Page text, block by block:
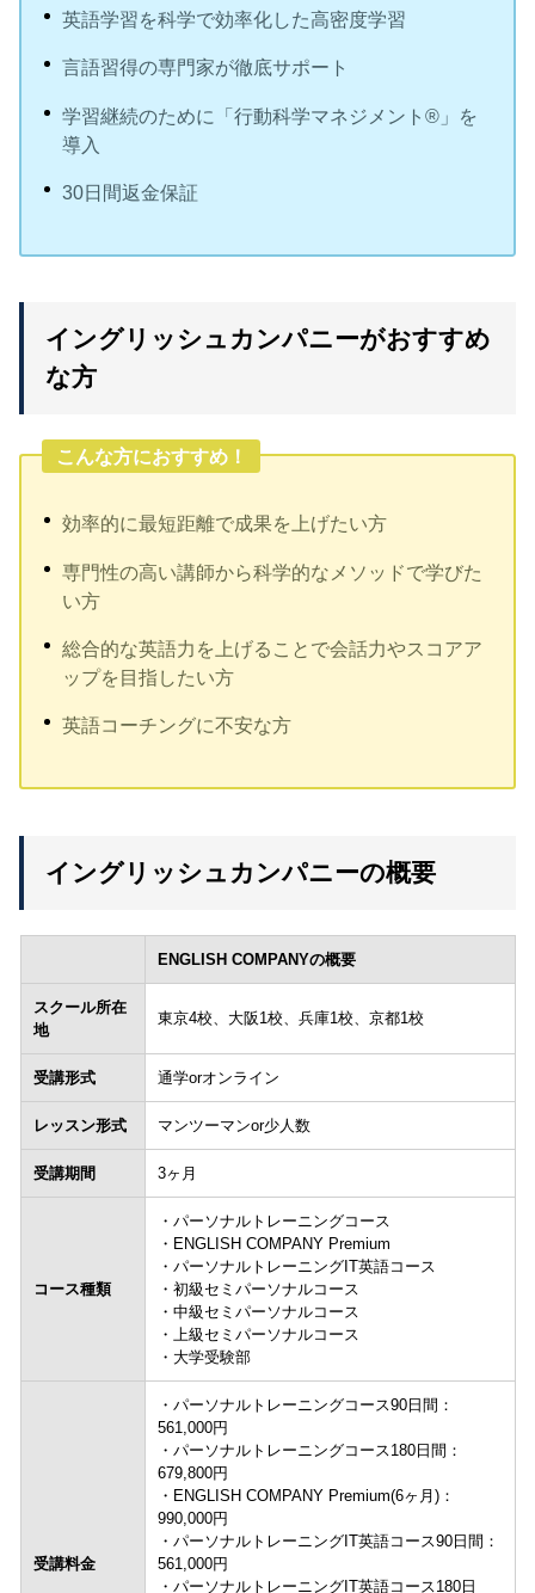
英語学習を科学で効率化した高密度学習
言語習得の専門家が徹底サポート
学習継続のために「行動科学マネジメント®」を
導入
30日間返金保証
イングリッシュカンパニーがおすすめ
な方
こんな方におすすめ！
効率的に最短距離で成果を上げたい方
専門性の高い講師から科学的なメソッドで学びた
い方
総合的な英語力を上げることで会話力やスコアア
ップを目指したい方
英語コーチングに不安な方
イングリッシュカンパニーの概要
ENGLISH COMPANYの概要
スクール所在
地
東京4校、大阪1校、兵庫1校、京都1校
受講形式 通学orオンライン
レッスン形式 マンツーマンor少人数
受講期間 3ヶ月
コース種類
・パーソナルトレーニングコース
・ENGLISH COMPANY Premium
・パーソナルトレーニングIT英語コース
・初級セミパーソナルコース
・中級セミパーソナルコース
・上級セミパーソナルコース
・大学受験部
受講料金
・パーソナルトレーニングコース90日間：
561,000円
・パーソナルトレーニングコース180日間：
679,800円
・ENGLISH COMPANY Premium(6ヶ月)：
990,000円
・パーソナルトレーニングIT英語コース90日間：
561,000円
・パーソナルトレーニングIT英語コース180日